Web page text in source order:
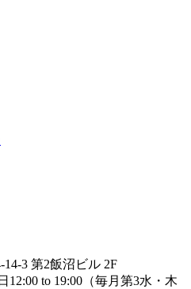
3 第2飯沼ビル 2F
12:00 to 19:00（毎月第3水・木